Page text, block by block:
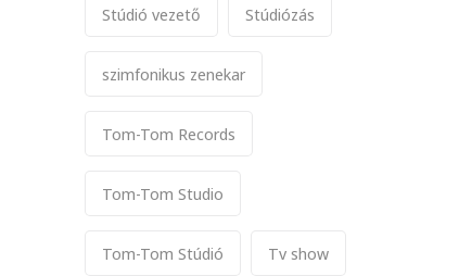
Stúdió vezető Stúdiózás
szimfonikus zenekar
Tom-Tom Records
Tom-Tom Studio
Tom-Tom Stúdió Tv show